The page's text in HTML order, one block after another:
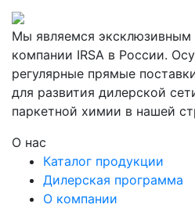
Мы являемся
компании IRSA в России.
регулярные прямые
для развития дилерской
паркетной химии в нашей
О нас
Каталог продукции
Дилерская программа
О компании